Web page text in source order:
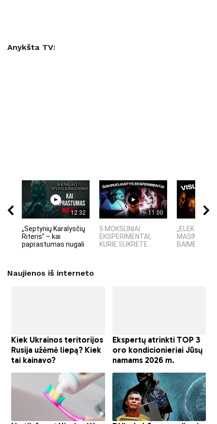
Anykšta TV:
12:32
„Septynių Karalysčių
Riteris" – kai
paprastumas nugali
11:00
5 MOKSLINIAI
EKSPERIMENTAI,
KURIE SUKRĖTĖ...
„ELEKTROS
MASINĖ
BAIMĖS
Naujienos iš interneto